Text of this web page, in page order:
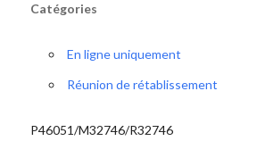
Catégories
En ligne uniquement
Réunion de rétablissement
P46051/M32746/R32746